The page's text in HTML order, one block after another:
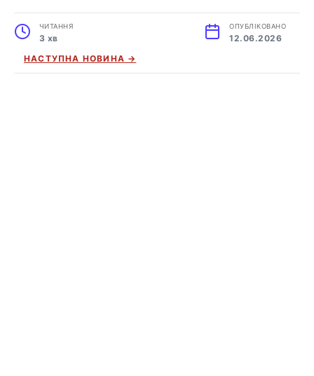
ЧИТАННЯ
3 хв
ОПУБЛІКОВАНО
12.06.2026
НАСТУПНА НОВИНА →